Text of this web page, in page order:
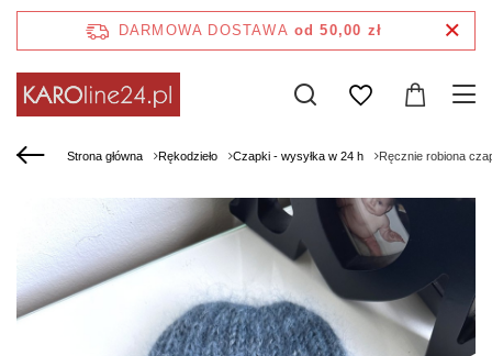
DARMOWA DOSTAWA od 50,00 zł
Strona główna Rękodzieło Czapki - wysyłka w 24 h Ręcznie robiona